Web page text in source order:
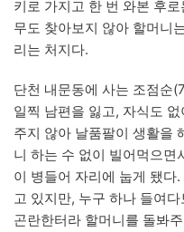
키로 가지고 한 번 와본 후
무도 찾아보지 않아 할머니
리는 처지다.
단천 내문동에 사는 조점순
일찍 남편을 잃고, 자식도
주지 않아 날품팔이 생활을
니 하는 수 없이 빌어먹으면
이 병들어 자리에 눕게 됐다
고 있지만, 누구 하나 들여
곤란한터라 할머니를 돌봐